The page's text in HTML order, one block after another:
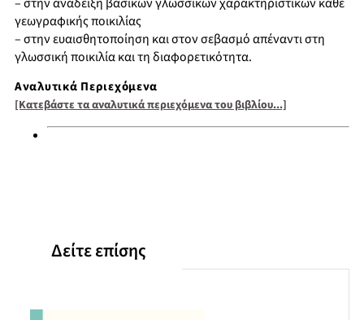
– στην ανάδειξη βασικών γλωσσικών χαρακτηριστικών κάθε
γεωγραφικής ποικιλίας
– στην ευαισθητοποίηση και στον σεβασμό απέναντι στη
γλωσσική ποικιλία και τη διαφορετικότητα.
Αναλυτικά Περιεχόμενα
[Κατεβάστε τα αναλυτικά περιεχόμενα του βιβλίου...]
Δείτε επίσης